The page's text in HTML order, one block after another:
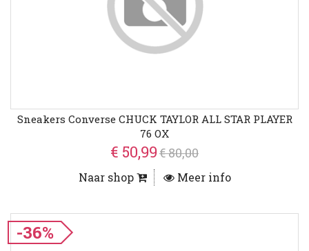
Sneakers Converse CHUCK TAYLOR ALL STAR PLAYER
76 OX
€ 50,99€ 80,00
Naar shop Meer info
-36%